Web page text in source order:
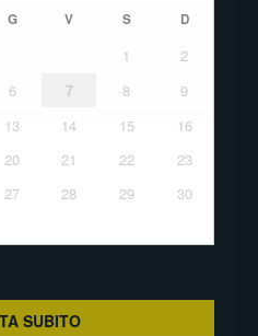
G V S D
1
2
6 7 8
9
13 14 15
16
20 21 22
23
27 28 29
30
SUBITO